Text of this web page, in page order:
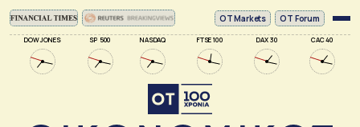
DOW JONES SP 500 NASDAQ FTSE 100 DAX 30 CAC 40
ΟΤ Markets OT Forum